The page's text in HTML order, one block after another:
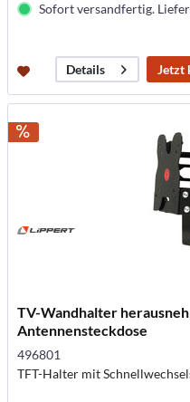
Sofort versandfertig.
Details Jetzt
TV-Wandhalter
Antennensteckdose
496801
TFT-Halter mit